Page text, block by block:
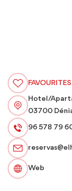
FAVOURITES
Hotel/
03700
96 578 79
Web